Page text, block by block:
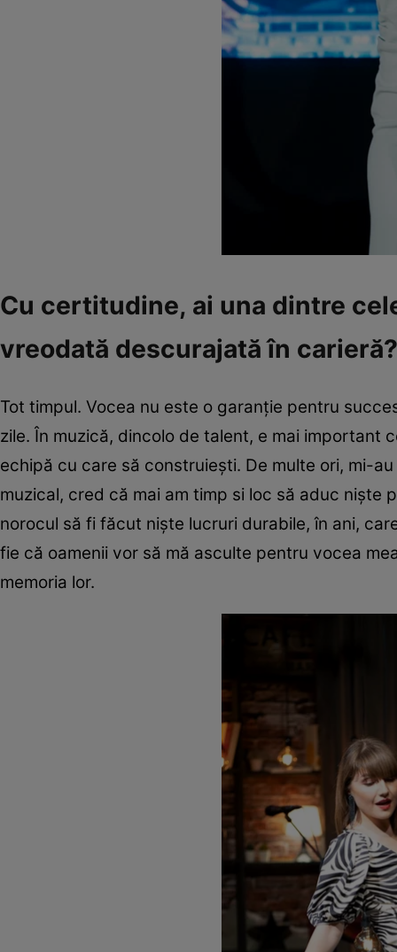
Cu certitudine, ai una dintre
vreodată descurajată în carieră?
Tot timpul. Vocea nu este o garanție pentru
zile. În muzică, dincolo de talent, e mai important
echipă cu care să construiești. De multe ori, mi-
muzical, cred că mai am timp si loc să aduc niște
norocul să fi făcut niște lucruri durabile, în ani,
fie că oamenii vor să mă asculte pentru vocea
memoria lor.